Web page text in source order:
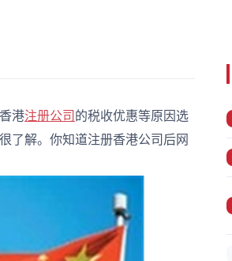
港注册公司 的税收优惠等原因选
了解。你知道注册香港公司后网